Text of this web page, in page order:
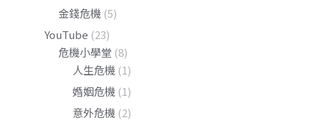
金錢危機 (5)
YouTube (23)
危機小學堂 (8)
人生危機 (1)
婚姻危機 (1)
意外危機 (2)